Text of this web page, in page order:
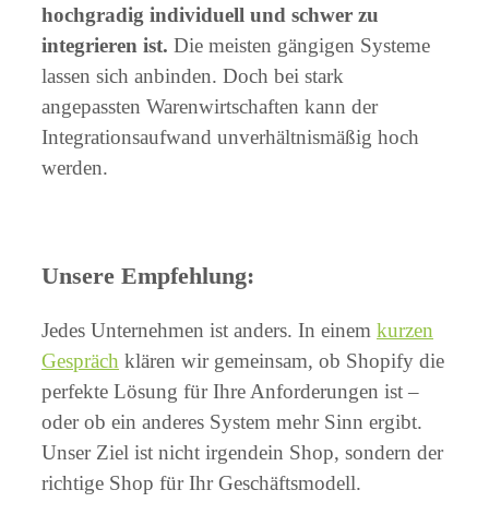
hochgradig individuell und schwer zu
integrieren ist. Die meisten gängigen Systeme
lassen sich anbinden. Doch bei stark
angepassten Warenwirtschaften kann der
Integrationsaufwand unverhältnismäßig hoch
werden.
Unsere Empfehlung:
Jedes Unternehmen ist anders. In einem kurzen
Gespräch klären wir gemeinsam, ob Shopify die
perfekte Lösung für Ihre Anforderungen ist –
oder ob ein anderes System mehr Sinn ergibt.
Unser Ziel ist nicht irgendein Shop, sondern der
richtige Shop für Ihr Geschäftsmodell.